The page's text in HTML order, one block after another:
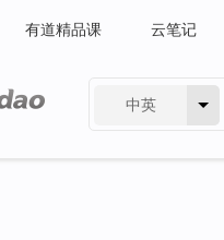
有道精品课 云笔记
中英